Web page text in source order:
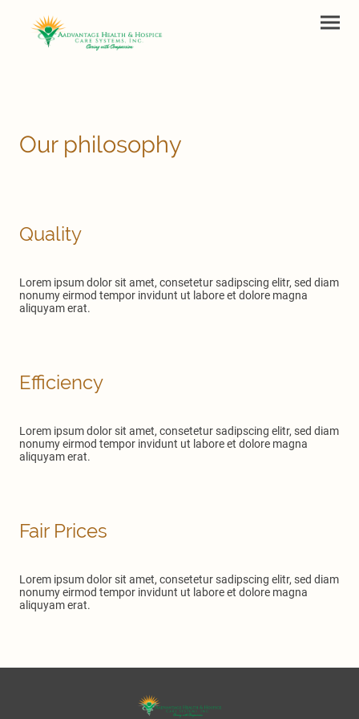
Our philosophy
Quality
Lorem ipsum dolor sit amet, consetetur sadipscing elitr, sed diam
nonumy eirmod tempor invidunt ut labore et dolore magna
aliquyam erat.
Efficiency
Lorem ipsum dolor sit amet, consetetur sadipscing elitr, sed diam
nonumy eirmod tempor invidunt ut labore et dolore magna
aliquyam erat.
Fair Prices
Lorem ipsum dolor sit amet, consetetur sadipscing elitr, sed diam
nonumy eirmod tempor invidunt ut labore et dolore magna
aliquyam erat.